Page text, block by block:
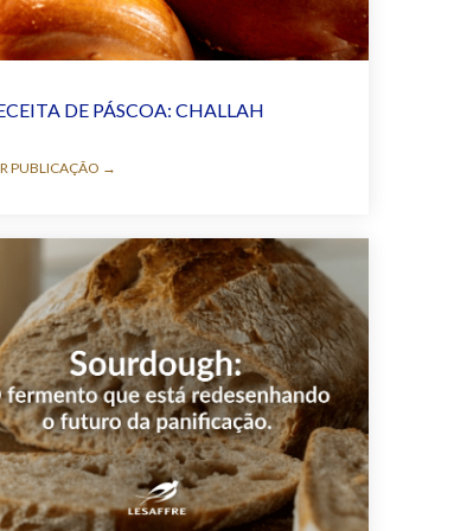
DE PÁSCOA: CHALLAH
PUBLICAÇÃO →